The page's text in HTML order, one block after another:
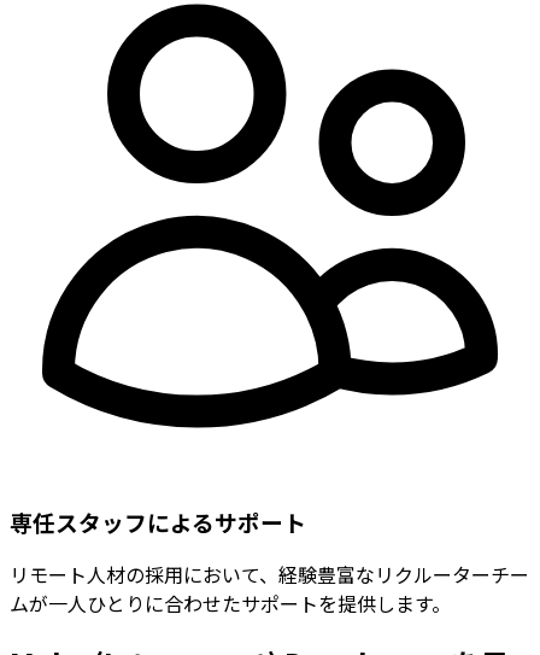
専任スタッフによるサポート
リモート人材の採用において、経験豊富なリクルーターチー
ムが一人ひとりに合わせたサポートを提供します。